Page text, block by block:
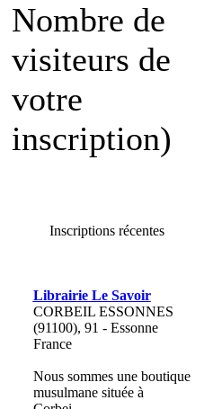
Nombre de
visiteurs de
votre
inscription)
Inscriptions récentes
Librairie Le Savoir
CORBEIL ESSONNES
(91100), 91 - Essonne
France
Nous sommes une boutique
musulmane située à